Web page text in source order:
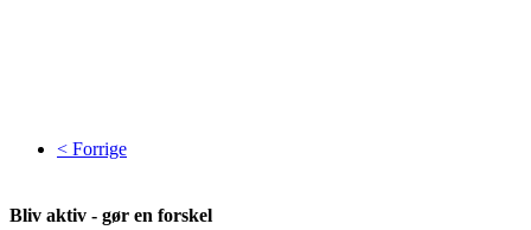
< Forrige
Bliv aktiv - gør en forskel